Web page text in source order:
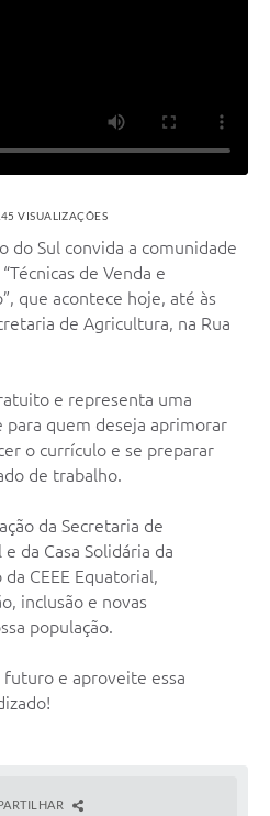
VISUALIZAÇÕES
do Sul convida a comunidade
de Venda e
que acontece hoje, até às
de Agricultura, na Rua
e representa uma
quem deseja aprimorar
o currículo e se preparar
de trabalho.
da Secretaria de
da Casa Solidária da
CEEE Equatorial,
inclusão e novas
população.
e aproveite essa